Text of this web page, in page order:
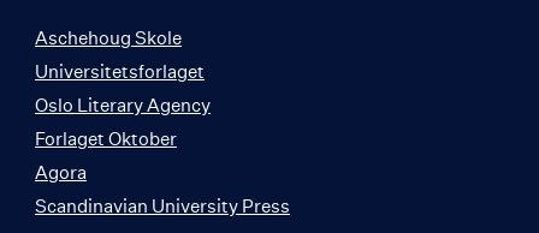
Aschehoug Skole
Universitetsforlaget
Oslo Literary Agency
Forlaget Oktober
Agora
Scandinavian University Press